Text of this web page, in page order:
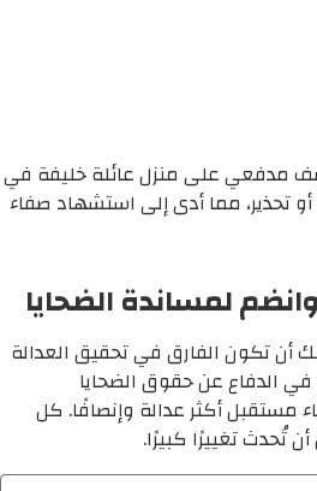
مدفعي على منزل عائلة خليفة في
أو تحذير، مما أدى إلى استشهاد صفاء
وانضم لمساندة الضحايا
أن تكون الفارق في تحقيق العدالة
الدفاع عن حقوق الضحايا
مستقبل أكثر عدالة وإنصافًا. كل
تُحدث تغييرًا كبيرًا.